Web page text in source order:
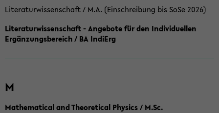
Literaturwissenschaft / M.A. (Einschreibung bis SoSe 2026)
Literaturwissenschaft - Angebote für den Individuellen
Ergänzungsbereich / BA IndiErg
M
Mathematical and Theoretical Physics / M.Sc.